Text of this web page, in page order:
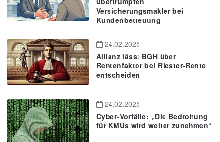
Versicherungsmakler bei
Kundenbetreuung
24.02.2025
Allianz lässt BGH über
Rentenfaktor bei Riester-Rente
entscheiden
24.02.2025
Cyber-Vorfälle: „Die Bedrohung
für KMUs wird weiter zunehmen“